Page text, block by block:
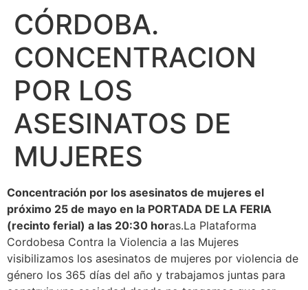
CÓRDOBA.
CONCENTRACION
POR LOS
ASESINATOS DE
MUJERES
Concentración por los asesinatos de mujeres el
próximo 25 de mayo en la PORTADA DE LA FERIA
(recinto ferial) a las 20:30 horas.La Plataforma
Cordobesa Contra la Violencia a las Mujeres
visibilizamos los asesinatos de mujeres por violencia de
género los 365 días del año y trabajamos juntas para